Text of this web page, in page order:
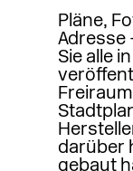
Pläne,
Adresse
Sie alle
darüber
gebaut